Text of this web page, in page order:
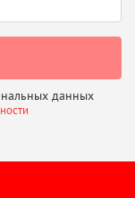
данных